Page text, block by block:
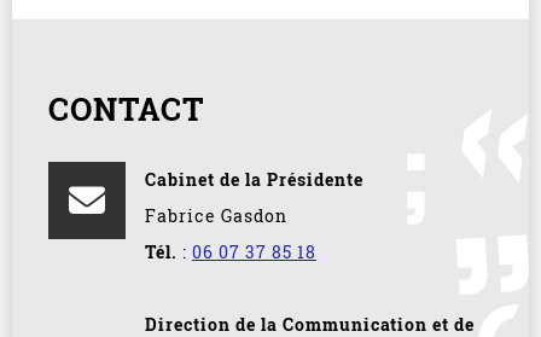
CONTACT
Cabinet de la Présidente
Fabrice Gasdon
Tél. : 06 07 37 85 18
Direction de la Communication et de